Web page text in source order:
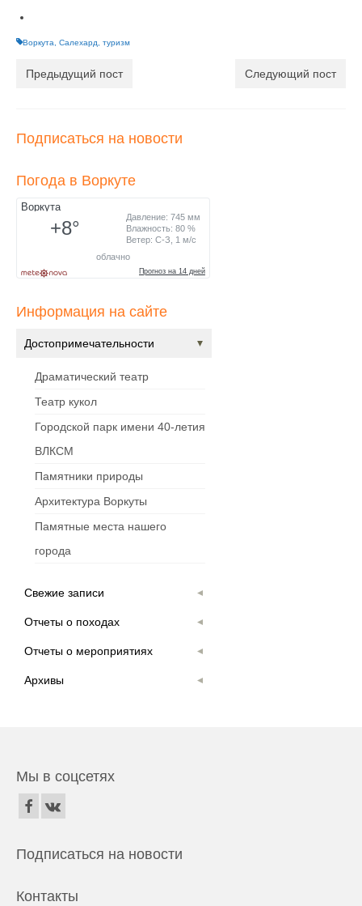
Воркута Салехард туризм
Предыдущий пост Следующий пост
Подписаться на новости
Погода в Воркуте
Информация на сайте
Достопримечательности
Драматический театр
Театр кукол
Городской парк имени 40-летия
ВЛКСМ
Памятники природы
Архитектура Воркуты
Памятные места нашего
города
Свежие записи
Отчеты о походах
Отчеты о мероприятиях
Архивы
Мы в соцсетях
Подписаться на новости
Контакты